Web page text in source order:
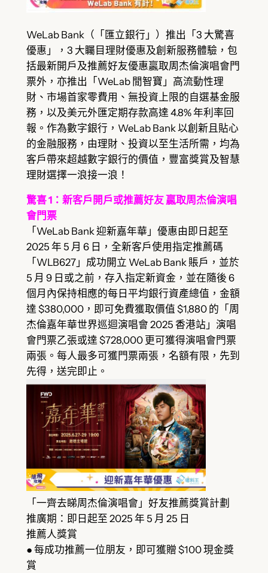
WeLab Bank（「匯立銀行」）推出「3 大驚喜
優惠」，3 大矚目理財優惠及創新服務體驗，包
括最新開戶及推薦好友優惠贏取周杰倫演唱會門
票外，亦推出「WeLab 閒智寶」高流動性理
財、市場首家零費用、無投資上限的自選基金服
務，以及美元外匯定期存款高達 4.8% 年利率回
報。作為數字銀行，WeLab Bank 以創新且貼心
的金融服務，由理財、投資以至生活所需，均為
客戶帶來超越數字銀行的價值，豐富獎賞及智慧
理財選擇一浪接一浪！
驚喜 1：新客戶開戶或推薦好友 贏取周杰倫演唱
會門票
「WeLab Bank 迎新嘉年華」優惠由即日起至
2025 年 5 月 6 日，全新客戶使用指定推薦碼
「WLB627」成功開立 WeLab Bank 賬戶，並於
5 月 9 日或之前，存入指定新資金，並在隨後 6
個月內保持相應的每日平均銀行資產總值，金額
達 $380,000，即可免費獲取價值 $1,880 的「周
杰倫嘉年華世界巡迴演唱會 2025 香港站」演唱
會門票乙張或達 $728,000 更可獲得演唱會門票
兩張。每人最多可獲門票兩張，名額有限，先到
先得，送完即止。
「一齊去睇周杰倫演唱會」好友推薦獎賞計劃
推廣期：即日起至 2025 年 5 月 25 日
推薦人獎賞
● 每成功推薦一位朋友，即可獲贈 $100 現金獎
賞